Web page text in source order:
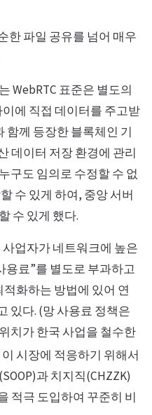
한 파일 공유를 넘어 매우
WebRTC 표준은 별도의
에 직접 데이터를 주고받
함께 등장한 블록체인 기
데이터 저장 환경에 관리
구도 임의로 수정할 수 없
수 있게 하여, 중앙 서버
수 있게 했다.
업자가 네트워크에 높은
용료”를 별도로 부과하고
화하는 방법에 있어 연
있다. (망 사용료 정책은
치가 한국 사업을 철수한
시장에 적응하기 위해서
과 치지직(CHZZK)
적극 도입하여 꾸준히 비